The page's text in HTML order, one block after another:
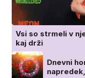
Vsi so strmeli v
kaj drži
Dnevni